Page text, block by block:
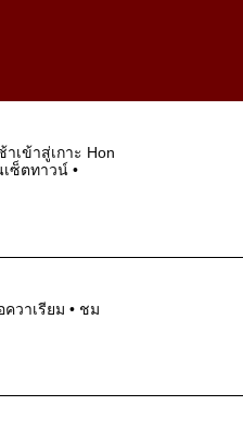
เข้าสู่เกาะ Hon
ซ็ตทาวน์ •
วาเรียม • ชม